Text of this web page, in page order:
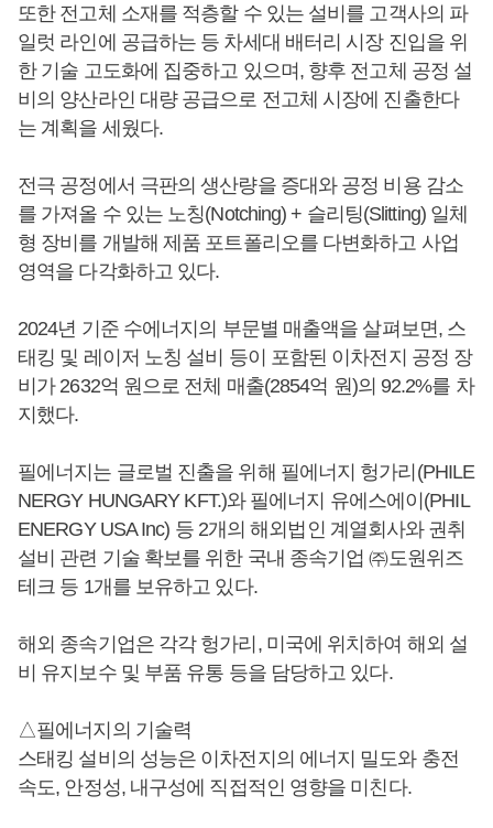
또한 전고체 소재를 적층할 수 있는 설비를 고객사의 파
일럿 라인에 공급하는 등 차세대 배터리 시장 진입을 위
한 기술 고도화에 집중하고 있으며, 향후 전고체 공정 설
비의 양산라인 대량 공급으로 전고체 시장에 진출한다
는 계획을 세웠다.
전극 공정에서 극판의 생산량을 증대와 공정 비용 감소
를 가져올 수 있는 노칭(Notching) + 슬리팅(Slitting) 일체
형 장비를 개발해 제품 포트폴리오를 다변화하고 사업
영역을 다각화하고 있다.
2024년 기준 수에너지의 부문별 매출액을 살펴보면, 스
태킹 및 레이저 노칭 설비 등이 포함된 이차전지 공정 장
비가 2632억 원으로 전체 매출(2854억 원)의 92.2%를 차
지했다.
필에너지는 글로벌 진출을 위해 필에너지 헝가리(PHILE
NERGY HUNGARY KFT.)와 필에너지 유에스에이(PHIL
ENERGY USA Inc) 등 2개의 해외법인 계열회사와 권취
설비 관련 기술 확보를 위한 국내 종속기업 ㈜도원위즈
테크 등 1개를 보유하고 있다.
해외 종속기업은 각각 헝가리, 미국에 위치하여 해외 설
비 유지보수 및 부품 유통 등을 담당하고 있다.
△필에너지의 기술력
스태킹 설비의 성능은 이차전지의 에너지 밀도와 충전
속도, 안정성, 내구성에 직접적인 영향을 미친다.